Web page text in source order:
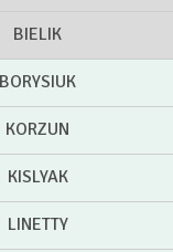
BIELIK
BORYSIUK
KORZUN
KISLYAK
LINETTY